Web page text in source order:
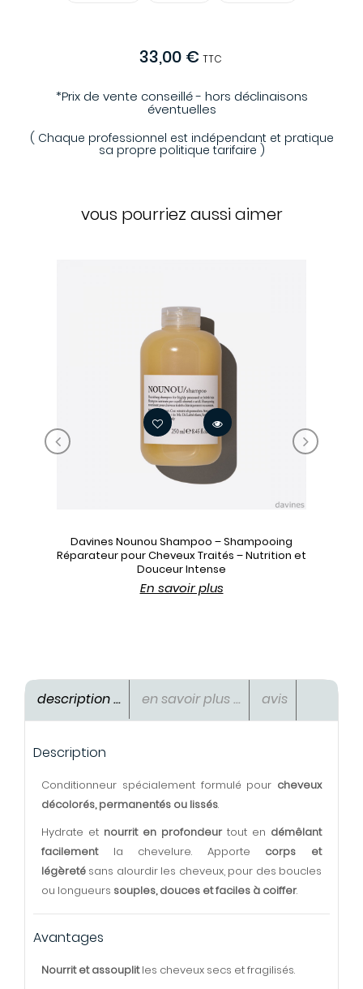
33,00 € TTC
*Prix de vente conseillé - hors déclinaisons
éventuelles
( Chaque professionnel est indépendant et pratique
sa propre politique tarifaire )
vous pourriez aussi aimer
Davines Nounou Shampoo – Shampooing
Réparateur pour Cheveux Traités – Nutrition et
Douceur Intense
En savoir plus
description ... en savoir plus ... avis
Description
Conditionneur spécialement formulé pour cheveux
décolorés, permanentés ou lissés.
Hydrate et nourrit en profondeurtout en démêlant
facilementla chevelure. Apporte corps et
légèreté sans alourdir les cheveux, pour des boucles
ou longueurs souples, douces et faciles à coiffer.
Avantages
Nourrit et assouplitles cheveux secs et fragilisés.